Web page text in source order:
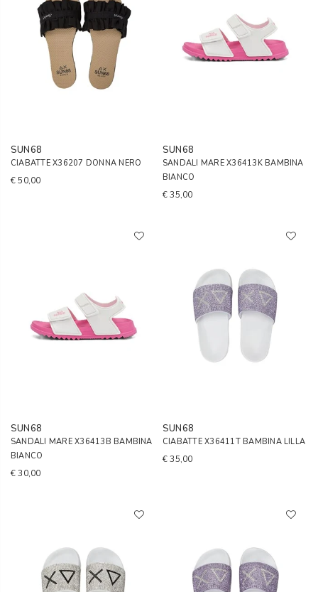
SUN68
CIABATTE X36207 DONNA NERO
€ 50,00
SUN68
SANDALI MARE X36413K BAMBINA
BIANCO
€ 35,00
SUN68
SANDALI MARE X36413B BAMBINA
BIANCO
€ 30,00
SUN68
CIABATTE X36411T BAMBINA LILLA
€ 35,00